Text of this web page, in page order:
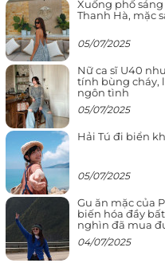
Xuống phố sáng
Thanh Hà, mặc
05/07/2025
Nữ ca sĩ U40
tính bùng cháy,
ngôn tình
05/07/2025
Hải Tú đi biển
05/07/2025
Gu ăn mặc của
biến hóa đầy
nghìn đã mua
04/07/2025